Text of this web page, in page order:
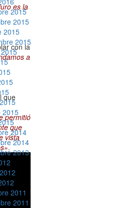
es la
con la
a
que
permitió
que
vista
.
2015
2015
2015
2015
2015
2014
2014
2013
2011
2011